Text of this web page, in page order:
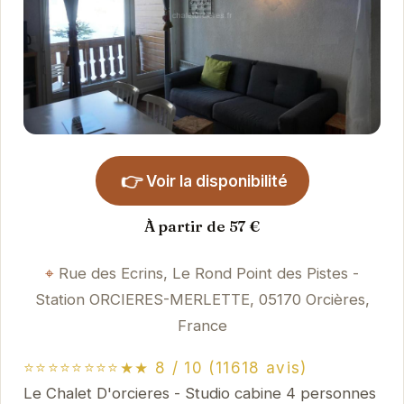
👉 Voir la disponibilité
À partir de 57 €
Rue des Ecrins, Le Rond Point des Pistes -
Station ORCIERES-MERLETTE, 05170 Orcières,
France
⭐⭐⭐⭐⭐⭐⭐⭐★★ 8 / 10 (11618 avis)
Le Chalet D'orcieres - Studio cabine 4 personnes